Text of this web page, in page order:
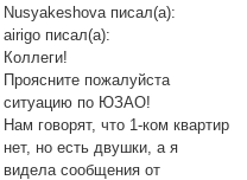
Nusyakeshova писал(а):
airigo писал(а):
Коллеги!
Проясните пожалуйста
ситуацию по ЮЗАО!
Нам говорят, что 1-ком квартир
нет, но есть двушки, а я
видела сообщения от